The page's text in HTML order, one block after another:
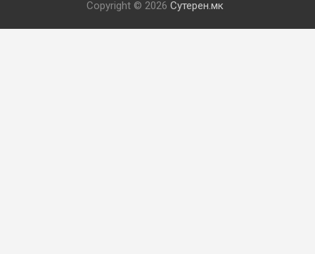
Copyright © 2026 Сутерен.мк